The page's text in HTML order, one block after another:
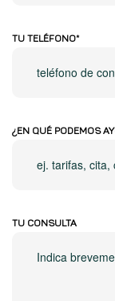
TU TELÉFONO*
¿EN QUÉ PODEMOS
TU CONSULTA